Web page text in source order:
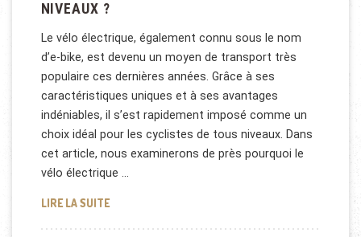
NIVEAUX ?
Le vélo électrique, également connu sous le nom
d’e-bike, est devenu un moyen de transport très
populaire ces dernières années. Grâce à ses
caractéristiques uniques et à ses avantages
indéniables, il s’est rapidement imposé comme un
choix idéal pour les cyclistes de tous niveaux. Dans
cet article, nous examinerons de près pourquoi le
vélo électrique …
LIRE LA SUITEPOURQUOI LE VÉLO ÉLECTRIQUE EST-IL IDÉAL